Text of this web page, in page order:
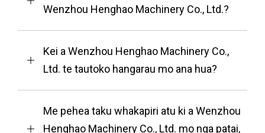
Wenzhou Henghao Machinery Co., Ltd.?
Kei a Wenzhou Henghao Machinery Co.,
Ltd. te tautoko hangarau mo ana hua?
Me pehea taku whakapiri atu ki a Wenzhou
Henghao Machinery Co., Ltd. mo nga patai,